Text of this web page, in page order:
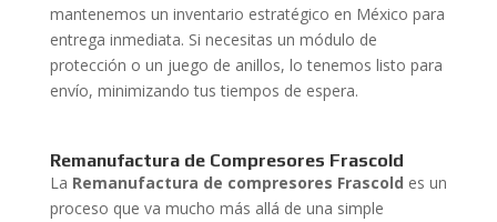
mantenemos un inventario estratégico en México para
entrega inmediata. Si necesitas un módulo de
protección o un juego de anillos, lo tenemos listo para
envío, minimizando tus tiempos de espera.
Remanufactura de Compresores Frascold
La Remanufactura de compresores Frascold es un
proceso que va mucho más allá de una simple